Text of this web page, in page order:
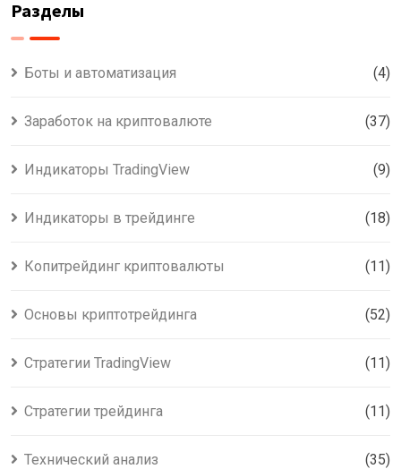
Разделы
Боты и автоматизация (4)
Заработок на криптовалюте (37)
Индикаторы TradingView (9)
Индикаторы в трейдинге (18)
Копитрейдинг криптовалюты (11)
Основы криптотрейдинга (52)
Стратегии TradingView (11)
Стратегии трейдинга (11)
Технический анализ (35)